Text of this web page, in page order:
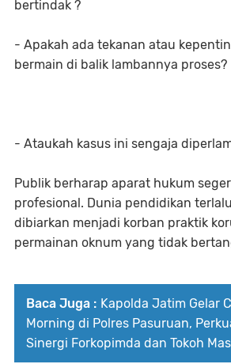
bertindak ?
- Apakah ada tekanan atau
bermain di balik lambannya proses?
- Ataukah kasus ini sengaja
Publik berharap aparat hukum
profesional. Dunia pendidikan
dibiarkan menjadi korban praktik
permainan oknum yang tidak
Baca Juga : Kapolda Jatim Gelar
Morning di Polres Pasuruan,
Sinergi Forkopimda dan Tokoh